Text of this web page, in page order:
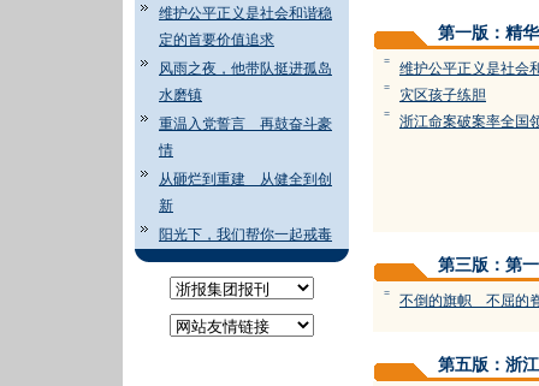
维护公平正义是社会和谐稳
定的首要价值追求
风雨之夜，他带队挺进孤岛
水磨镇
重温入党誓言 再鼓奋斗豪
情
从砸烂到重建 从健全到创
新
阳光下，我们帮你一起戒毒
第一版：精
= 维护公平正义是社会
= 灾区孩子练胆
= 浙江命案破案率全国
第三版：第
= 不倒的旗帜 不屈的
第五版：浙